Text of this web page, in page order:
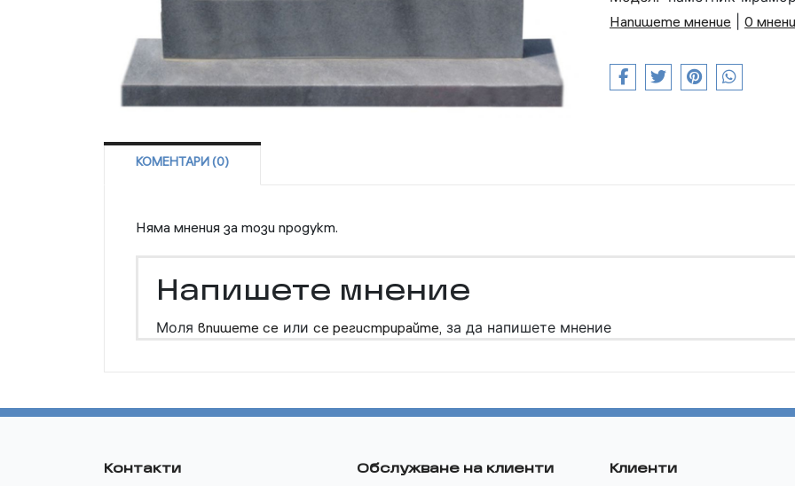
Напишете мнение
0
КОМЕНТАРИ (0)
Няма мнения за този продукт.
Напишете мнение
Моля впишете се или се регистрирайте, за да напишете мнение
Контакти Обслужване на клиенти Клиенти